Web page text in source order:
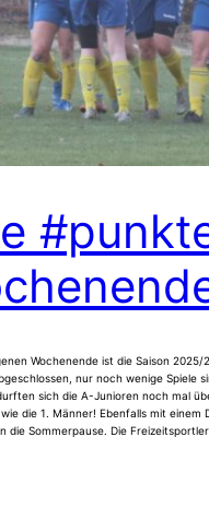
Wochenende ist die Saison
nur noch wenige Spiele
sich die A-Junioren noch mal
die 1. Männer! Ebenfalls mit einem
die Sommerpause. Die